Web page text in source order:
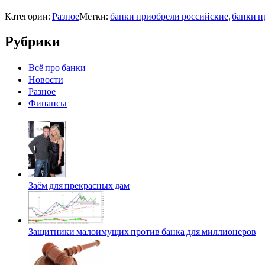
Категории: РазноеМетки: банки приобрели российские,банки
Рубрики
Всё про банки
Новости
Разное
Финансы
Заём для прекрасных дам
Защитники малоимущих против банка для миллионеров